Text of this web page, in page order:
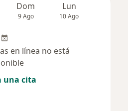
Dom
9 Ago
Lun
10 Ago
en línea no está
una cita